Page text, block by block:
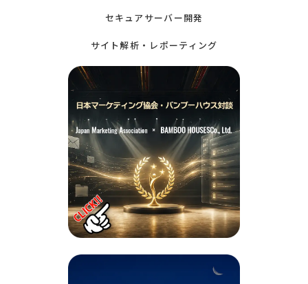
セキュアサーバー開発
サイト解析・レポーティング